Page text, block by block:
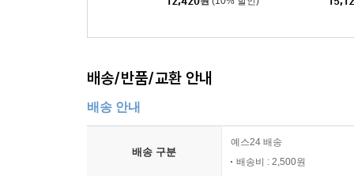
배송/반품/교환 안내
배송 안내
배송 구분
예스24 배송
배송비 : 2,500원